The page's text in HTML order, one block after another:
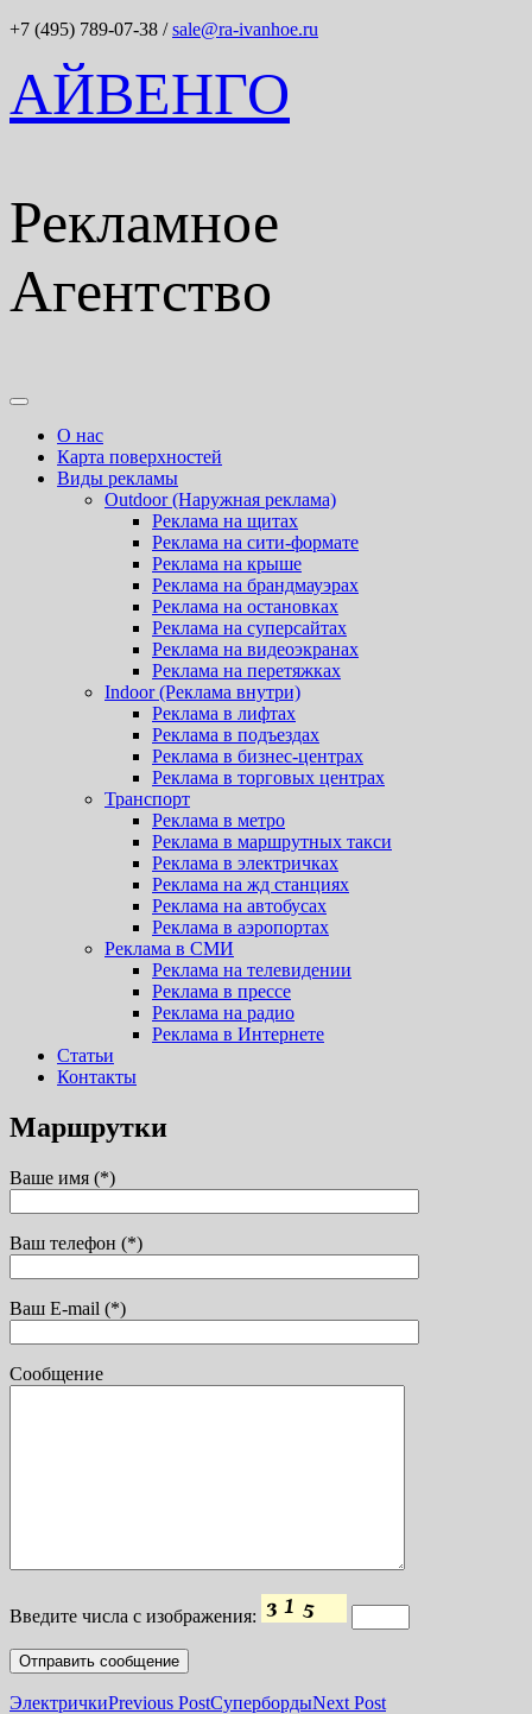
+7 (495) 789-07-38 /sale@ra-ivanhoe.ru
АЙВЕНГО
Рекламное
Агентство
О нас
Карта поверхностей
Виды рекламы
Outdoor (Наружная реклама)
Реклама на щитах
Реклама на сити-формате
Реклама на крыше
Реклама на брандмауэрах
Реклама на остановках
Реклама на суперсайтах
Реклама на видеоэкранах
Реклама на перетяжках
Indoor (Реклама внутри)
Реклама в лифтах
Реклама в подъездах
Реклама в бизнес-центрах
Реклама в торговых центрах
Транспорт
Реклама в метро
Реклама в маршрутных такси
Реклама в электричках
Реклама на жд станциях
Реклама на автобусах
Реклама в аэропортах
Реклама в СМИ
Реклама на телевидении
Реклама в прессе
Реклама на радио
Реклама в Интернете
Статьи
Контакты
Маршрутки
Ваше имя (*)
Ваш телефон (*)
Ваш E-mail (*)
Сообщение
Введите числа с изображения:
ЭлектричкиPrevious PostСупербордыNext Post